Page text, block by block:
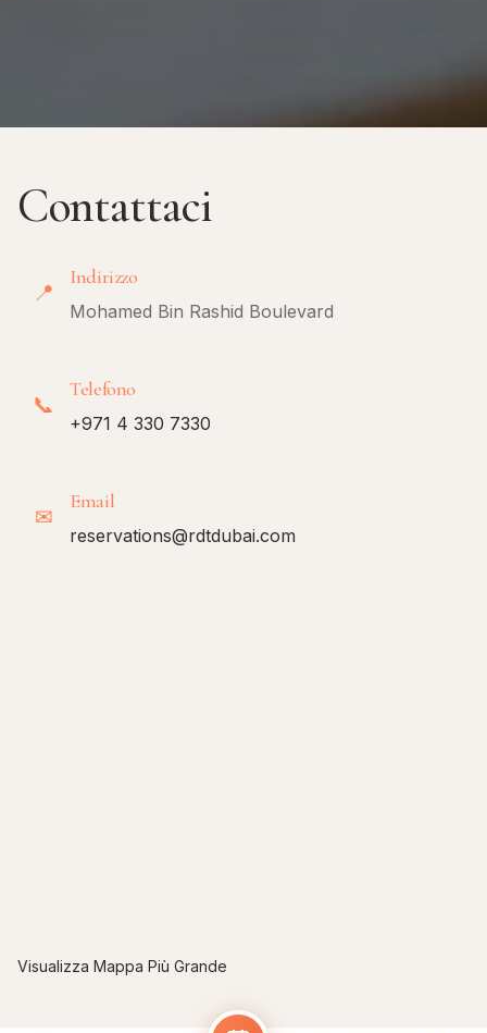
Contattaci
📍
Indirizzo
Mohamed Bin Rashid Boulevard
📞
Telefono
+971 4 330 7330
✉
Email
reservations@rdtdubai.com
Visualizza Mappa Più Grande